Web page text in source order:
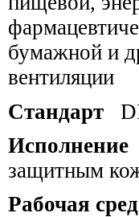
бумажной и
вентиляции
Cтандарт
Исполнение
защитным
Рабочая